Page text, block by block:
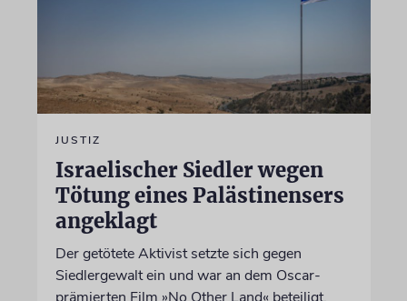
JUSTIZ
Israelischer Siedler wegen
Tötung eines Palästinensers
angeklagt
Der getötete Aktivist setzte sich gegen
Siedlergewalt ein und war an dem Oscar-